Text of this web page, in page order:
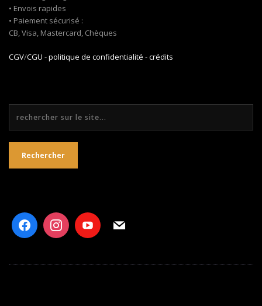
• Envois rapides
• Paiement sécurisé :
CB, Visa, Mastercard, Chèques
CGV/CGU -politique de confidentialité -crédits
Rechercher